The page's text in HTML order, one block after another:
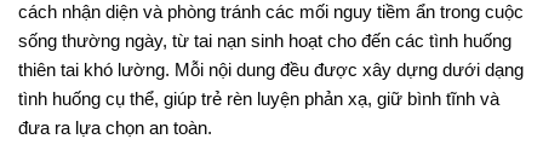
cách nhận diện và phòng tránh các mối nguy tiềm ẩn trong cuộc
sống thường ngày, từ tai nạn sinh hoạt cho đến các tình huống
thiên tai khó lường. Mỗi nội dung đều được xây dựng dưới dạng
tình huống cụ thể, giúp trẻ rèn luyện phản xạ, giữ bình tĩnh và
đưa ra lựa chọn an toàn.